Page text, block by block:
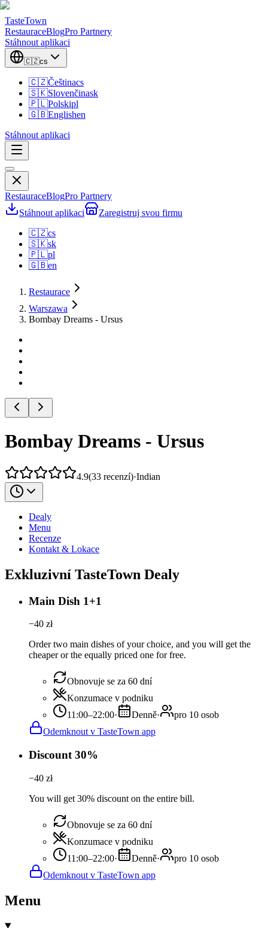
TasteTown
RestauraceBlogPro Partnery
Stáhnout aplikaci
🇨🇿cs
🇨🇿Češtinacs
🇸🇰Slovenčinask
🇵🇱Polskipl
🇬🇧Englishen
Stáhnout aplikaci
RestauraceBlogPro Partnery
Stáhnout aplikaci
Zaregistruj svou firmu
🇨🇿cs
🇸🇰sk
🇵🇱pl
🇬🇧en
Restaurace
Warszawa
Bombay Dreams - Ursus
Bombay Dreams - Ursus
4.9(33 recenzí)·Indian
Dealy
Menu
Recenze
Kontakt & Lokace
Exkluzivní TasteTown Dealy
Main Dish 1+1
−40 zł
Order two main dishes of your choice, and you will get the
cheaper or the equally priced one for free.
Obnovuje se za 60 dní
Konzumace v podniku
11:00–22:00· Denně·
pro 10 osob
Odemknout v TasteTown app
Discount 30%
−40 zł
You will get 30% discount on the entire bill.
Obnovuje se za 60 dní
Konzumace v podniku
11:00–22:00· Denně·
pro 10 osob
Odemknout v TasteTown app
Menu